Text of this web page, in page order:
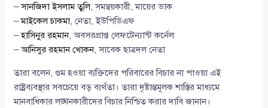
–সানজিদা ইসলাম তুলি, সমন্বয়কারী, মায়ের ডাক
–মাইকেল চাকমা, নেতা, ইউপিডিএফ
–হাসিনুর রহমান, অবসরপ্রাপ্ত লেফটেন্যান্ট কর্নেল
–আনিসুর রহমান খোকন, সাবেক ছাত্রদল নেতা
তারা বলেন, গুম হওয়া ব্যক্তিদের পরিবারের বিচার না পাওয়া এই
রাষ্ট্রব্যবস্থার সবচেয়ে বড় ব্যর্থতা। তারা দৃষ্টান্তমূলক শাস্তির মাধ্যমে
মানবাধিকার লঙ্ঘনকারীদের বিচার নিশ্চিত করার দাবি জানান।